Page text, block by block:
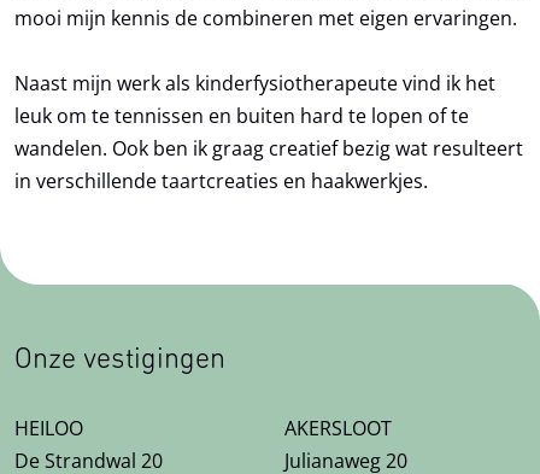
mooi mijn kennis de combineren met eigen ervaringen.
Naast mijn werk als kinderfysiotherapeute vind ik het
leuk om te tennissen en buiten hard te lopen of te
wandelen. Ook ben ik graag creatief bezig wat resulteert
in verschillende taartcreaties en haakwerkjes.
Onze vestigingen
HEILOO
De Strandwal 20
AKERSLOOT
Julianaweg 20